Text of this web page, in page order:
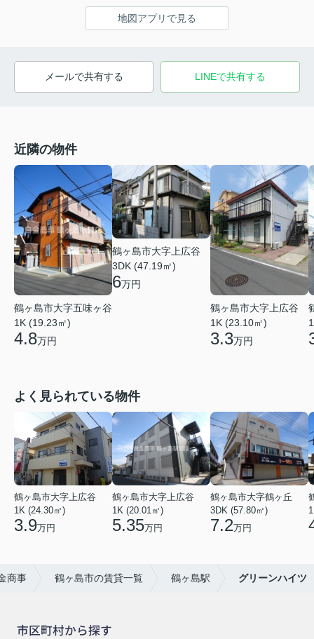
地図アプリで見る
メールで共有する LINEで共有する
近隣の物件
鶴ヶ島市大字五味ヶ谷
1K (19.23㎡)
4.8万円
鶴ヶ島市大字上広谷
3DK (47.19㎡)
6万円
鶴ヶ島市大字上広谷
1K (23.10㎡)
3.3万円
よく見られている物件
鶴ヶ島市大字上広谷
1K (24.30㎡)
3.9万円
鶴ヶ島市大字上広谷
1K (20.01㎡)
5.35万円
鶴ヶ島市大字鶴ヶ丘
3DK (57.80㎡)
7.2万円
商事 鶴ヶ島市の賃貸一覧 鶴ヶ島駅 グリーンハイツ
市区町村から探す